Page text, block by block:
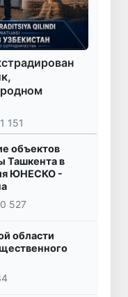
151
объектов
Ташкента в
ЮНЕСКО -
527
области